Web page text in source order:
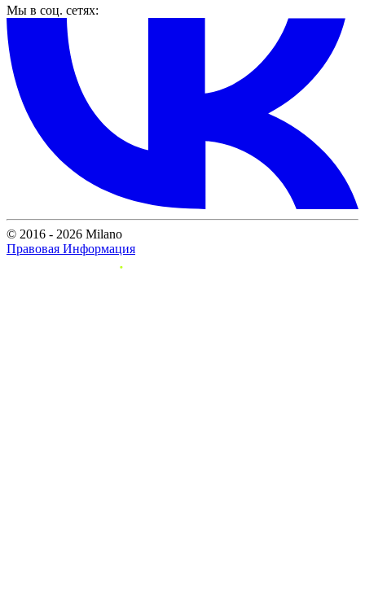
Мы в соц. сетях:
© 2016 - 2026 Milano
Правовая Информация